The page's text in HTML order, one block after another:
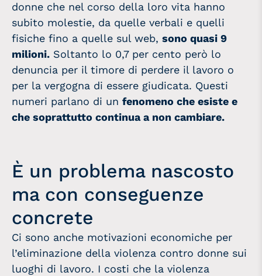
donne che nel corso della loro vita hanno
subito molestie, da quelle verbali e quelli
fisiche fino a quelle sul web, sono quasi 9
milioni. Soltanto lo 0,7 per cento però lo
denuncia per il timore di perdere il lavoro o
per la vergogna di essere giudicata. Questi
numeri parlano di un fenomeno che esiste e
che soprattutto continua a non cambiare.
È un problema nascosto
ma con conseguenze
concrete
Ci sono anche motivazioni economiche per
l’eliminazione della violenza contro donne sui
luoghi di lavoro. I costi che la violenza